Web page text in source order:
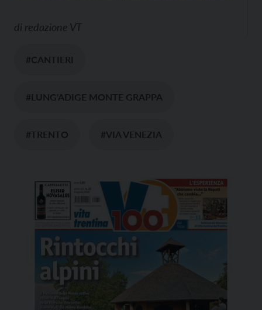
di redazione VT
#CANTIERI
#LUNG'ADIGE MONTE GRAPPA
#TRENTO #VIA VENEZIA